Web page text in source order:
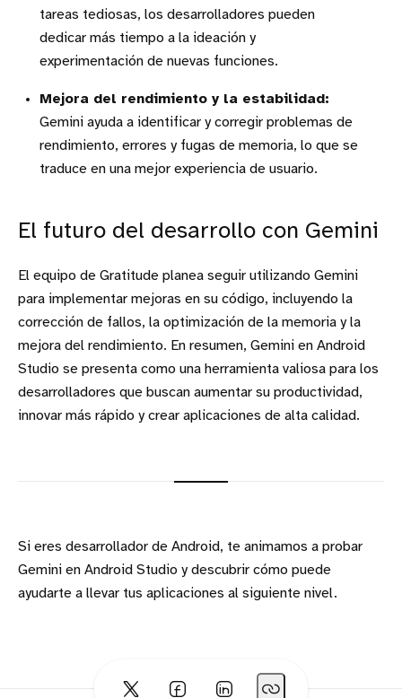
tareas tediosas, los desarrolladores pueden
dedicar más tiempo a la ideación y
experimentación de nuevas funciones.
Mejora del rendimiento y la estabilidad:
Gemini ayuda a identificar y corregir problemas de
rendimiento, errores y fugas de memoria, lo que se
traduce en una mejor experiencia de usuario.
El futuro del desarrollo con Gemini
El equipo de Gratitude planea seguir utilizando Gemini
para implementar mejoras en su código, incluyendo la
corrección de fallos, la optimización de la memoria y la
mejora del rendimiento. En resumen, Gemini en Android
Studio se presenta como una herramienta valiosa para los
desarrolladores que buscan aumentar su productividad,
innovar más rápido y crear aplicaciones de alta calidad.
Si eres desarrollador de Android, te animamos a probar
Gemini en Android Studio y descubrir cómo puede
ayudarte a llevar tus aplicaciones al siguiente nivel.